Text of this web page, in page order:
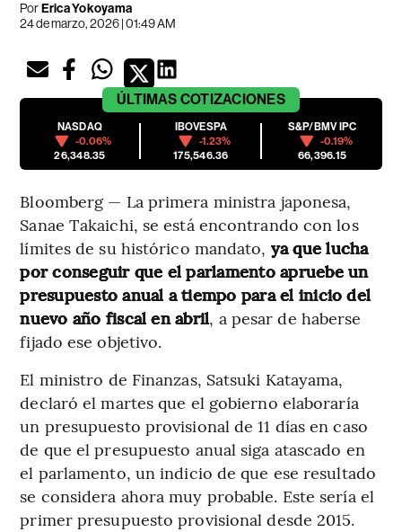
PorErica Yokoyama
24 de marzo, 2026 | 01:49 AM
ÚLTIMAS COTIZACIONES
NASDAQ
-0.06%
26,348.35
IBOVESPA
-1.23%
175,546.36
S&P/BMV IPC
-0.19%
66,396.15
Bloomberg — La primera ministra japonesa,
Sanae Takaichi, se está encontrando con los
límites de su histórico mandato, ya que lucha
por conseguir que el parlamento apruebe un
presupuesto anual a tiempo para el inicio del
nuevo año fiscal en abril, a pesar de haberse
fijado ese objetivo.
El ministro de Finanzas, Satsuki Katayama,
declaró el martes que el gobierno elaboraría
un presupuesto provisional de 11 días en caso
de que el presupuesto anual siga atascado en
el parlamento, un indicio de que ese resultado
se considera ahora muy probable. Este sería el
primer presupuesto provisional desde 2015.